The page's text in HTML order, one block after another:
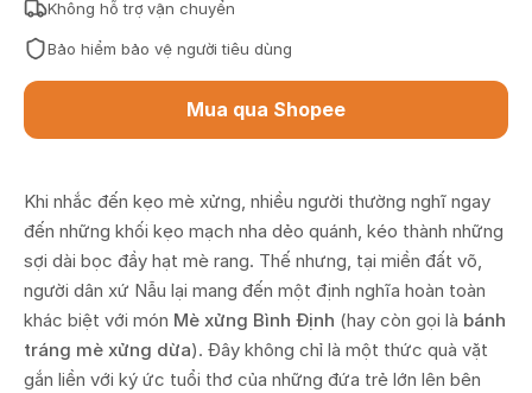
Không hỗ trợ vận chuyển
Bảo hiểm bảo vệ người tiêu dùng
Mua qua Shopee
Khi nhắc đến kẹo mè xửng, nhiều người thường nghĩ ngay
đến những khối kẹo mạch nha dẻo quánh, kéo thành những
sợi dài bọc đầy hạt mè rang. Thế nhưng, tại miền đất võ,
người dân xứ Nẫu lại mang đến một định nghĩa hoàn toàn
khác biệt với món Mè xửng Bình Định (hay còn gọi là bánh
tráng mè xửng dừa). Đây không chỉ là một thức quà vặt
gắn liền với ký ức tuổi thơ của những đứa trẻ lớn lên bên